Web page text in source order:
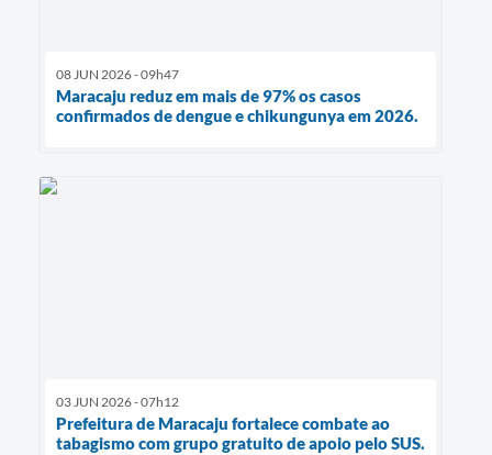
08 JUN 2026 - 09h47
Maracaju reduz em mais de 97% os casos
confirmados de dengue e chikungunya em 2026.
03 JUN 2026 - 07h12
Prefeitura de Maracaju fortalece combate ao
tabagismo com grupo gratuito de apoio pelo SUS.